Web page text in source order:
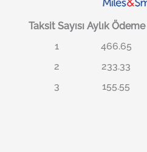
Taksit Sayısı Aylık Ödeme
1
466.65
2
233.33
3
155.55